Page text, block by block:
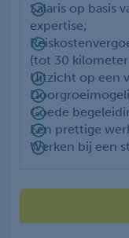
Salaris op basis
expertise;
(tot 30 kilometer
Uitzicht op een
Goede
Een prettige
Werken bij een